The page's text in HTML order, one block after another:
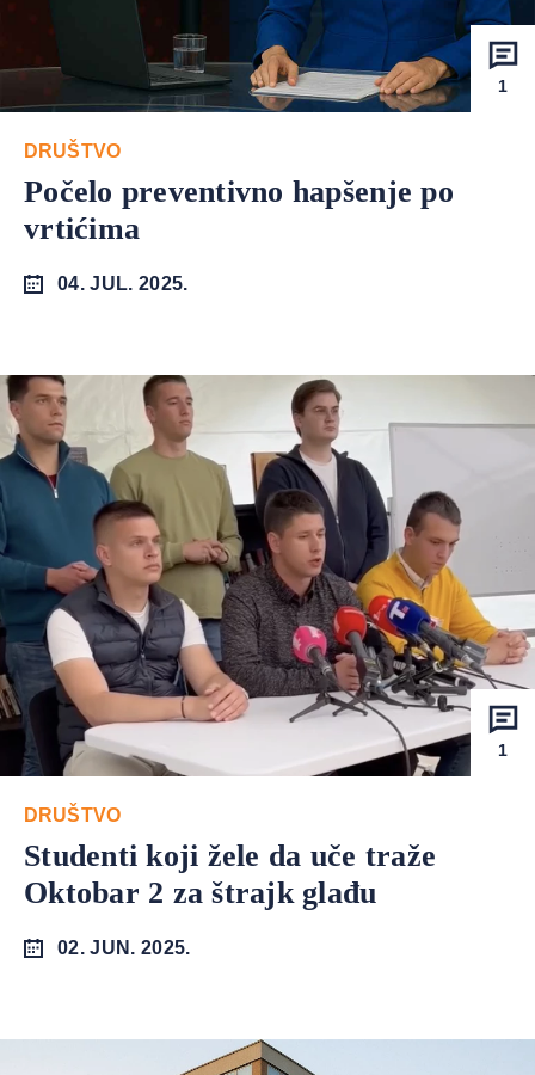
1
DRUŠTVO
Počelo preventivno hapšenje po
vrtićima
04. JUL. 2025.
1
DRUŠTVO
Studenti koji žele da uče traže
Oktobar 2 za štrajk glađu
02. JUN. 2025.